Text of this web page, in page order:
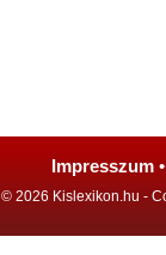
Impresszum •
© 2026 Kislexikon.hu -